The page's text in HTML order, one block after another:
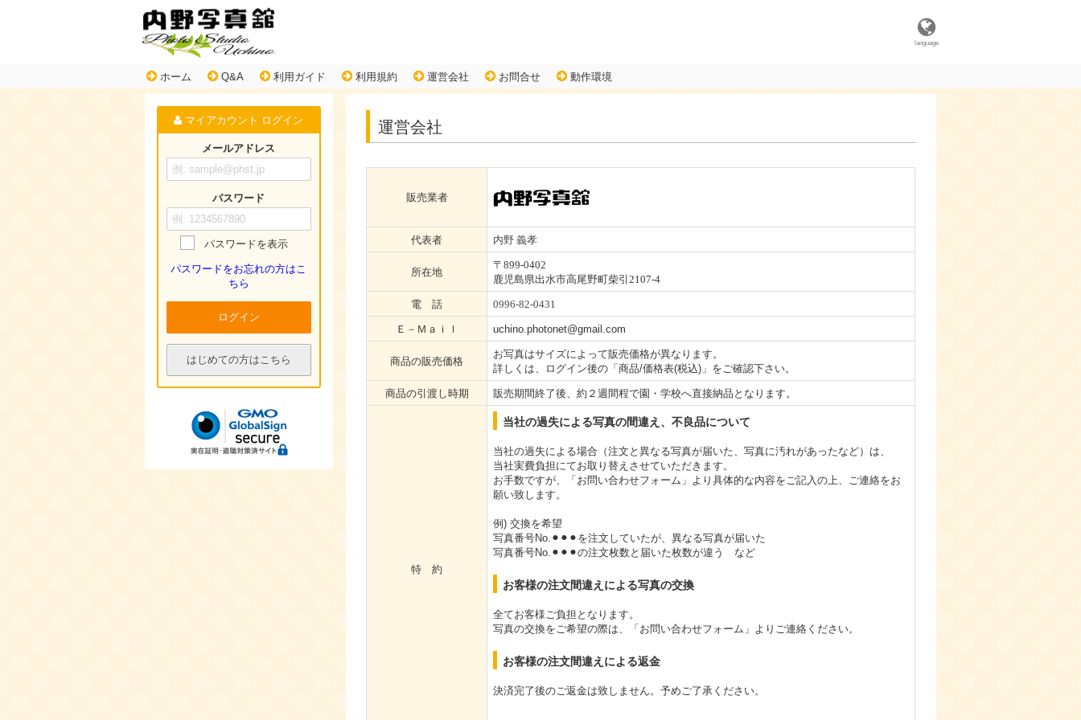
language
ホーム Q&A 利用ガイド 利用規約 運営会社 お問合せ 動作環境
マイアカウント ログイン
メールアドレス
パスワード
パスワードを表示
パスワードをお忘れの方はこ
ちら
ログイン
はじめての方はこちら
運営会社
販売業者
代表者 内野 義孝
所在地
〒899-0402
鹿児島県出水市高尾野町柴引2107-4
電 話 0996-82-0431
Ｅ－Ｍａｉｌ uchino.photonet@gmail.com
商品の販売価格
お写真はサイズによって販売価格が異なります。
詳しくは、ログイン後の「商品/価格表(税込)」をご確認下さい。
商品の引渡し時期 販売期間終了後、約２週間程で園・学校へ直接納品となります。
特 約
当社の過失による写真の間違え、不良品について
当社の過失による場合（注文と異なる写真が届いた、写真に汚れがあったなど）は、
当社実費負担にてお取り替えさせていただきます。
お手数ですが、「お問い合わせフォーム」より具体的な内容をご記入の上、ご連絡をお
願い致します。
例) 交換を希望
写真番号No.⚫︎⚫︎⚫︎を注文していたが、異なる写真が届いた
写真番号No.⚫︎⚫︎⚫︎の注文枚数と届いた枚数が違う など
お客様の注文間違えによる写真の交換
全てお客様ご負担となります。
写真の交換をご希望の際は、「お問い合わせフォーム」よりご連絡ください。
お客様の注文間違えによる返金
決済完了後のご返金は致しません。予めご了承ください。